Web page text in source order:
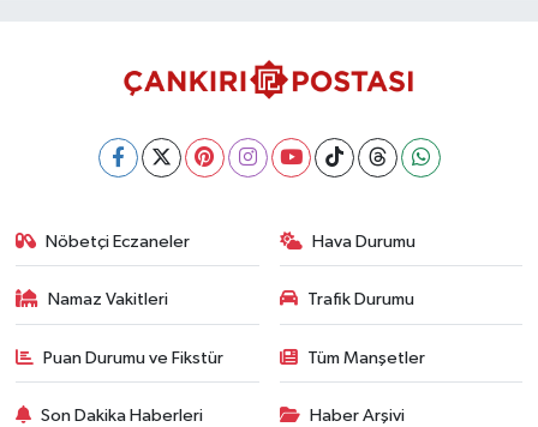
Nöbetçi Eczaneler Hava Durumu
Namaz Vakitleri Trafik Durumu
Puan Durumu ve Fikstür Tüm Manşetler
Son Dakika Haberleri Haber Arşivi